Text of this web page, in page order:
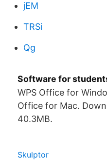
jEM
TRSi
Qg
Software for
WPS Office for
Office for Mac.
40.3MB.
Skulptor